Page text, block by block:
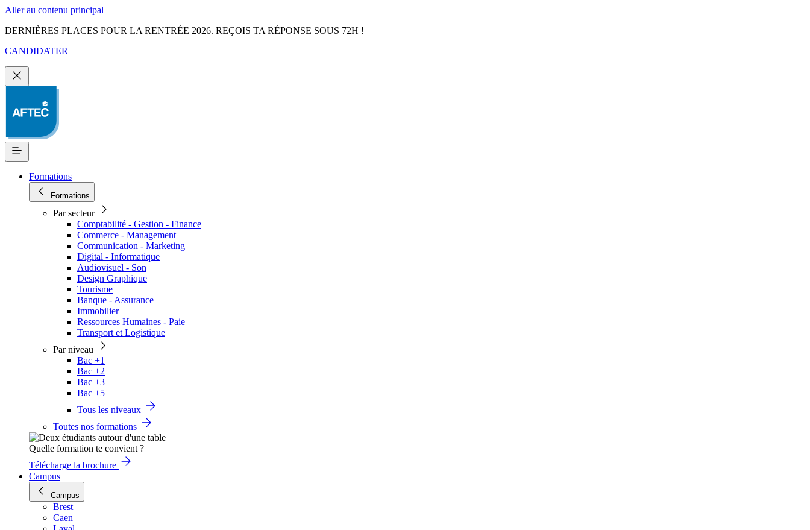
Aller au contenu principal
DERNIÈRES PLACES POUR LA RENTRÉE 2026. REÇOIS TA RÉPONSE SOUS 72H !
CANDIDATER
Formations
Formations
Par secteur
Comptabilité - Gestion - Finance
Commerce - Management
Communication - Marketing
Digital - Informatique
Audiovisuel - Son
Design Graphique
Tourisme
Banque - Assurance
Immobilier
Ressources Humaines - Paie
Transport et Logistique
Par niveau
Bac +1
Bac +2
Bac +3
Bac +5
Tous les niveaux
Toutes nos formations
Quelle formation te convient ?
Télécharge la brochure
Campus
Campus
Brest
Caen